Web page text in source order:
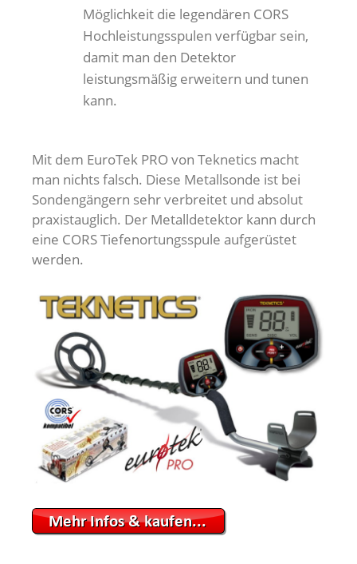
Möglichkeit die legendären CORS
Hochleistungsspulen verfügbar sein,
damit man den Detektor
leistungsmäßig erweitern und tunen
kann.
Mit dem EuroTek PRO von Teknetics macht
man nichts falsch. Diese Metallsonde ist bei
Sondengängern sehr verbreitet und absolut
praxistauglich. Der Metalldetektor kann durch
eine CORS Tiefenortungsspule aufgerüstet
werden.